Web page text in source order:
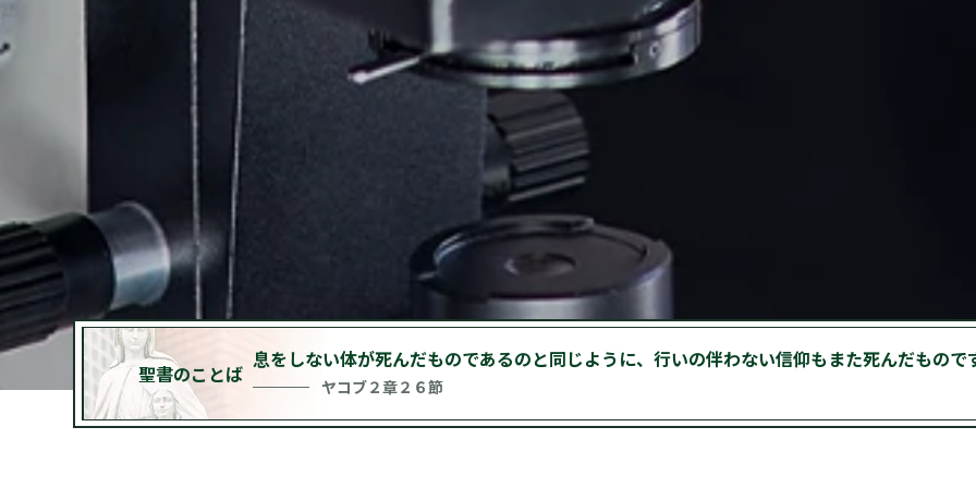
聖書のことば
息をしない体が死んだものであるのと同じように、行いの伴わない信仰もまた死んだもので
ヤコブ２章２６節